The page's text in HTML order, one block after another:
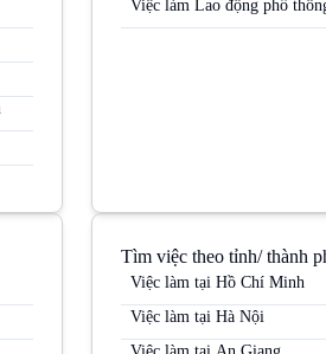
Việc làm Lao động phổ
Tìm việc theo tỉnh/ thành
Việc làm tại Hồ Chí Minh
Việc làm tại Hà Nội